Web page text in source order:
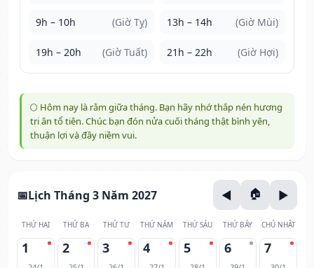
9h – 10h (Giờ Tỵ) 13h – 14h (Giờ Mùi)
19h – 20h (Giờ Tuất) 21h – 22h (Giờ Hợi)
🌕 Hôm nay là rằm giữa tháng. Bạn hãy nhớ thắp nén hương
tri ân tổ tiên. Chúc bạn đón nửa cuối tháng thật bình yên,
thuận lợi và đầy niềm vui.
Lịch Tháng 3 Năm 2027
THỨ HAI THỨ BA THỨ TƯ THỨ NĂM THỨ SÁU THỨ BẢY CHỦ NHẬT
1 2 3 4 5 6 7